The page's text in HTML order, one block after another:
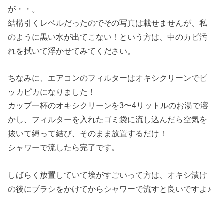
が・・。
結構引くレベルだったのでその写真は載せませんが、私
のように黒い水が出てこない！という方は、中のカビ汚
れを拭いて浮かせてみてください。
ちなみに、エアコンのフィルターはオキシクリーンでピ
ッカピカになりました！
カップ一杯のオキシクリーンを3〜4リットルのお湯で溶
かし、フィルターを入れたゴミ袋に流し込んだら空気を
抜いて縛って結び、そのまま放置するだけ！
シャワーで流したら完了です。
しばらく放置していて埃がすごいって方は、オキシ漬け
の後にブラシをかけてからシャワーで流すと良いですよ♪